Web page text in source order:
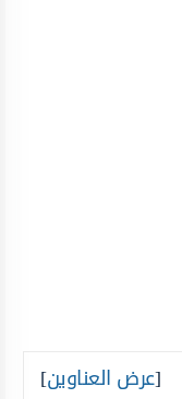
[عرض العناوين]